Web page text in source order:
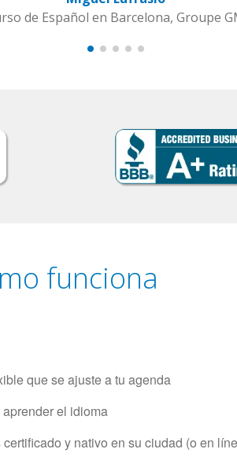
funciona
que se ajuste a tu agenda
el idioma
y nativo en su ciudad (o en